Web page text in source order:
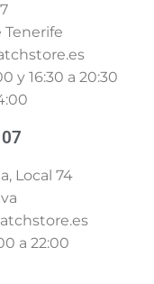
Tenerife
y 16:30 a 20:30
Local 74
a 22:00